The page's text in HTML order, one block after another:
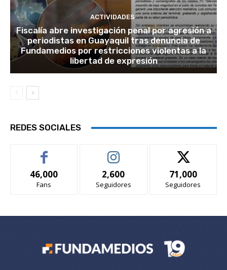
ACTIVIDADES
Fiscalía abre investigación penal por agresión a
periodistas en Guayaquil tras denuncia de
Fundamedios por restricciones violentas a la
libertad de expresión
REDES SOCIALES
46,000
Fans
2,600
Seguidores
71,000
Seguidores